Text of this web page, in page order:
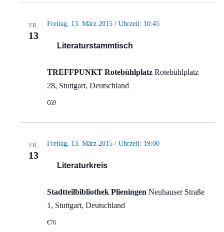
FR.
13
Literaturstammtisch
Freitag, 13. März 2015 / Uhrzeit: 10:45
TREFFPUNKT Rotebühlplatz Rotebühlplatz
28, Stuttgart, Deutschland
€69
FR.
13
Literaturkreis
Freitag, 13. März 2015 / Uhrzeit: 19:00
Stadtteilbibliothek Plieningen Neuhauser Straße
1, Stuttgart, Deutschland
€76